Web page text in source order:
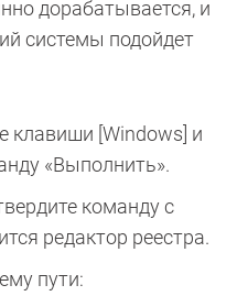
дорабатывается, и
системы подойдет
клавиши [Windows] и
«Выполнить».
команду с
редактор реестра.
пути: